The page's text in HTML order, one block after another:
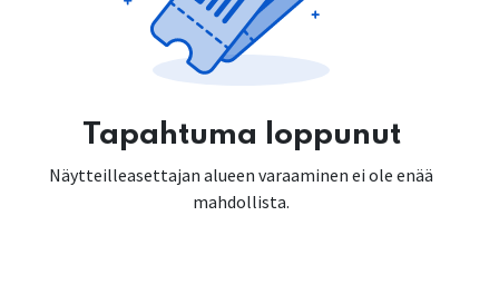
Tapahtuma loppunut
Näytteilleasettajan alueen varaaminen ei ole enää
mahdollista.